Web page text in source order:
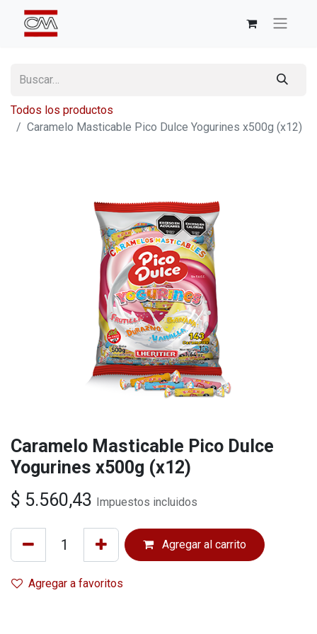
Todos los productos
Caramelo Masticable Pico Dulce Yogurines x500g (x12)
Caramelo Masticable Pico Dulce
Yogurines x500g (x12)
$ 5.560,43 Impuestos incluidos
Agregar al carrito
Agregar a favoritos